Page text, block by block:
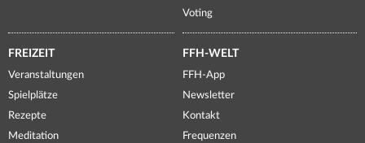
Voting
FREIZEIT
Veranstaltungen
Spielplätze
Rezepte
Meditation
FFH-WELT
FFH-App
Newsletter
Kontakt
Frequenzen